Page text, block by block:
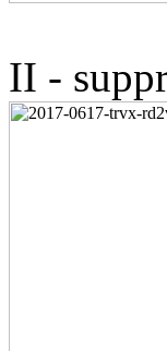
II -